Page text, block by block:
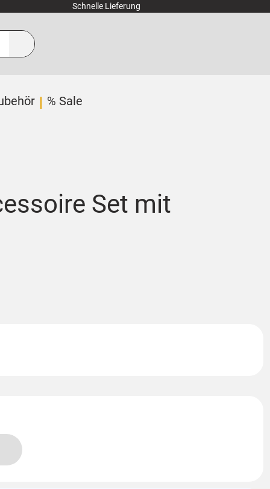
Schnelle Lieferung
% Sale
Set mit